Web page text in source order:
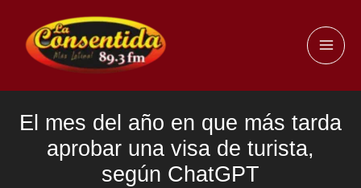
contenido
El mes del año en que más tarda
aprobar una visa de turista,
según ChatGPT